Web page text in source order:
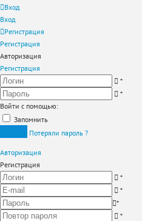
Вход
Вход
Регистрация
Регистрация
Авторизация
Регистрация
*
*
Войти с помощью:
Запомнить
Потеряли пароль ?
Авторизация
Регистрация
*
*
*
*